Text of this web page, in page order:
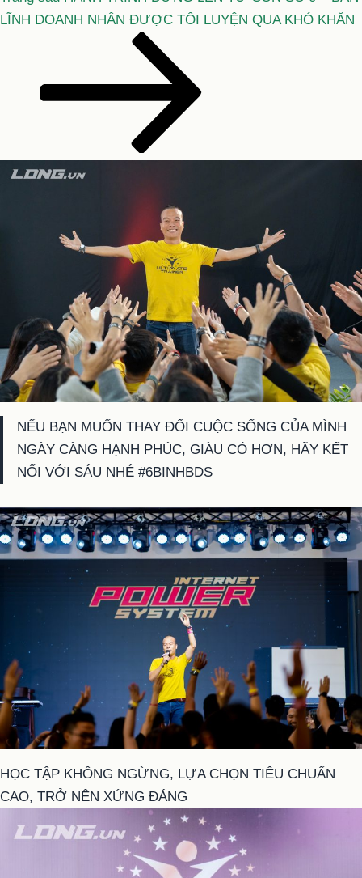
tiếp
LĨNH DOANH NHÂN ĐƯỢC TÔI LUYỆN QUA KHÓ KHĂN
NẾU BẠN MUỐN THAY ĐỔI CUỘC SỐNG CỦA MÌNH
NGÀY CÀNG HẠNH PHÚC, GIÀU CÓ HƠN, HÃY KẾT
NỐI VỚI SÁU NHÉ #6BINHBDS
HỌC TẬP KHÔNG NGỪNG, LỰA CHỌN TIÊU CHUẨN
CAO, TRỞ NÊN XỨNG ĐÁNG